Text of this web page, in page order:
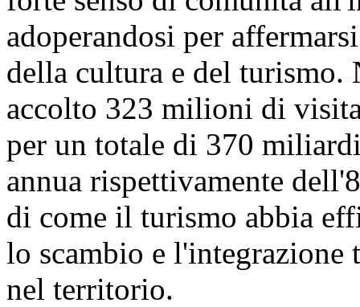
adoperandosi per
della cultura e del turismo.
accolto 323 milioni di
per un totale di 370
annua rispettivamente
di come il turismo abbia
lo scambio e
nel territorio.